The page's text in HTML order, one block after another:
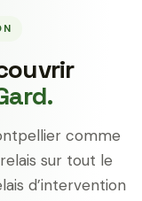
comme
sur tout le
d’intervention